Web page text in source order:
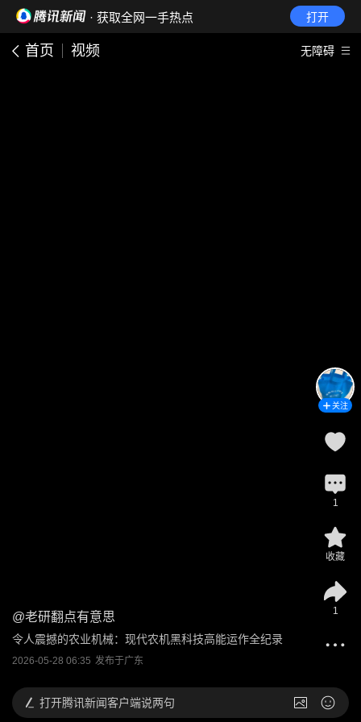
· 获取全网一手热点 打开
首页 视频 无障碍
@老研翻点有意思
令人震撼的农业机械：现代农机黑科技高能运作全纪录
2026-05-28 06:35 发布于广东
关注
1
收藏
1
打开腾讯新闻客户端说两句